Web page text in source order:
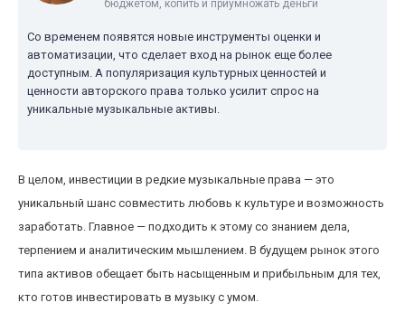
бюджетом, копить и приумножать деньги
Со временем появятся новые инструменты оценки и
автоматизации, что сделает вход на рынок еще более
доступным. А популяризация культурных ценностей и
ценности авторского права только усилит спрос на
уникальные музыкальные активы.
В целом, инвестиции в редкие музыкальные права — это
уникальный шанс совместить любовь к культуре и возможность
заработать. Главное — подходить к этому со знанием дела,
терпением и аналитическим мышлением. В будущем рынок этого
типа активов обещает быть насыщенным и прибыльным для тех,
кто готов инвестировать в музыку с умом.